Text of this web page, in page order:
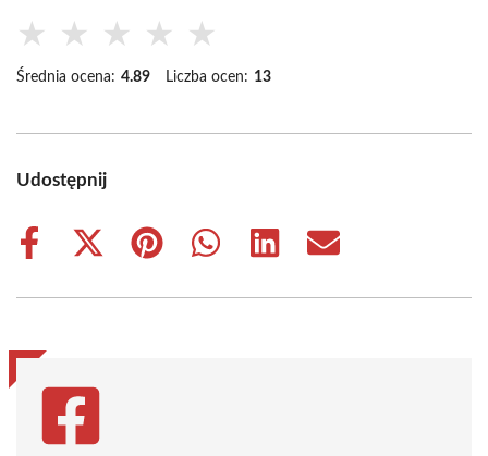
★ ★ ★ ★ ★
Średnia ocena: 4.89 Liczba ocen: 13
Udostępnij
Share
Share
(Twitter)
Share
Share
Share
Share